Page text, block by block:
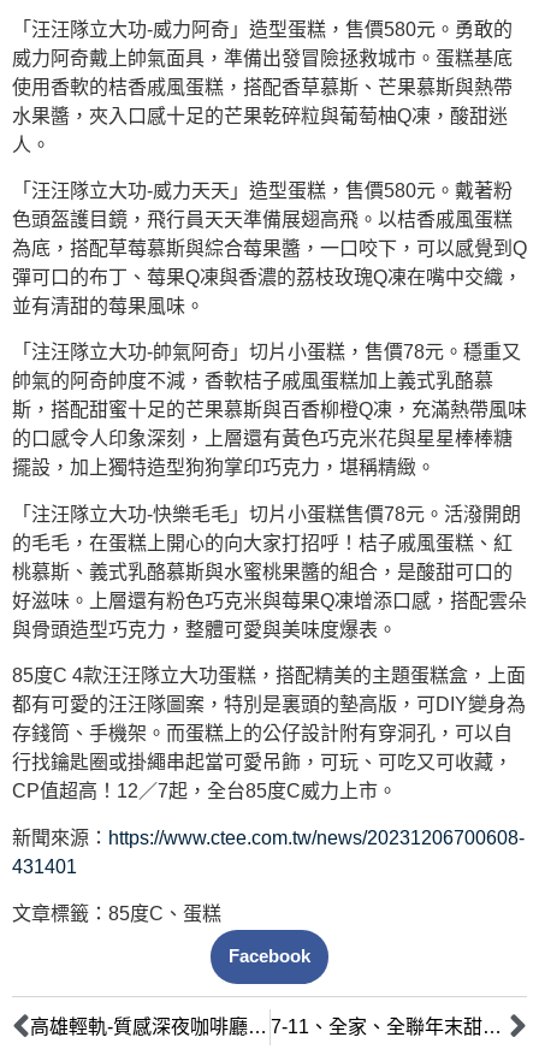
「汪汪隊立大功-威力阿奇」造型蛋糕，售價580元。勇敢的
威力阿奇戴上帥氣面具，準備出發冒險拯救城市。蛋糕基底
使用香軟的桔香戚風蛋糕，搭配香草慕斯、芒果慕斯與熱帶
水果醬，夾入口感十足的芒果乾碎粒與葡萄柚Q凍，酸甜迷
人。
「汪汪隊立大功-威力天天」造型蛋糕，售價580元。戴著粉
色頭盔護目鏡，飛行員天天準備展翅高飛。以桔香戚風蛋糕
為底，搭配草莓慕斯與綜合莓果醬，一口咬下，可以感覺到Q
彈可口的布丁、莓果Q凍與香濃的荔枝玫瑰Q凍在嘴中交織，
並有清甜的莓果風味。
「注汪隊立大功-帥氣阿奇」切片小蛋糕，售價78元。穩重又
帥氣的阿奇帥度不減，香軟桔子戚風蛋糕加上義式乳酪慕
斯，搭配甜蜜十足的芒果慕斯與百香柳橙Q凍，充滿熱帶風味
的口感令人印象深刻，上層還有黃色巧克米花與星星棒棒糖
擺設，加上獨特造型狗狗掌印巧克力，堪稱精緻。
「注汪隊立大功-快樂毛毛」切片小蛋糕售價78元。活潑開朗
的毛毛，在蛋糕上開心的向大家打招呼！桔子戚風蛋糕、紅
桃慕斯、義式乳酪慕斯與水蜜桃果醬的組合，是酸甜可口的
好滋味。上層還有粉色巧克米與莓果Q凍增添口感，搭配雲朵
與骨頭造型巧克力，整體可愛與美味度爆表。
85度C 4款汪汪隊立大功蛋糕，搭配精美的主題蛋糕盒，上面
都有可愛的汪汪隊圖案，特別是裏頭的墊高版，可DIY變身為
存錢筒、手機架。而蛋糕上的公仔設計附有穿洞孔，可以自
行找鑰匙圈或掛繩串起當可愛吊飾，可玩、可吃又可收藏，
CP值超高！12／7起，全台85度C威力上市。
新聞來源： https://www.ctee.com.tw/news/20231206700608-
431401
文章標籤： 85度C 、 蛋糕
Facebook
高雄輕軌-質感深夜咖啡廳 療癒甜點店必訪 7-11、全家、全聯年末甜點評比！這3款回購率90%奪冠